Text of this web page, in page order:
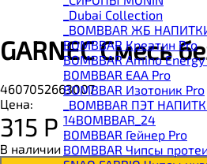
_Dubai Collection
_BOMBBAR ЖБ
BOMBBAR Креатин Pro
BOMBBAR Amino
BOMBBAR EAA Pro
BOMBBAR Изотоник Pro
_BOMBBAR ПЭТ
14BOMBBAR_24
BOMBBAR Гейнер Pro
BOMBBAR Чипсы
GARNEC Смесь
4607052663007
Цена:
315 Р
В наличии